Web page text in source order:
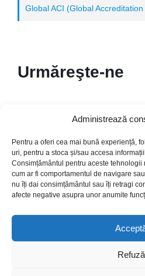
Administrează
Pentru a oferi cea mai bună experiență,
uri, pentru a stoca și/sau accesa
Consimțământul pentru aceste tehnologii
cum ar fi comportamentul de navigare
nu îți dai consimțământul sau îți retragi
afecte negative asupra unor anumite
Refuză
Global ACI (Global
Urmăreşte-ne
© Copyright 2024. Crafted with ♥ by
European Union. Its contents is the sole